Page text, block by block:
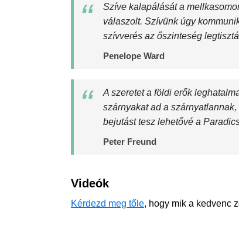
Szíve kalapálását a
válaszolt. Szívünk úgy
szívverés az őszinteség
Penelope Ward
A szeretet a földi erők
szárnyakat ad a
bejutást tesz lehetővé a
Peter Freund
Videók
Kérdezd meg tőle, hogy mik a kedvenc